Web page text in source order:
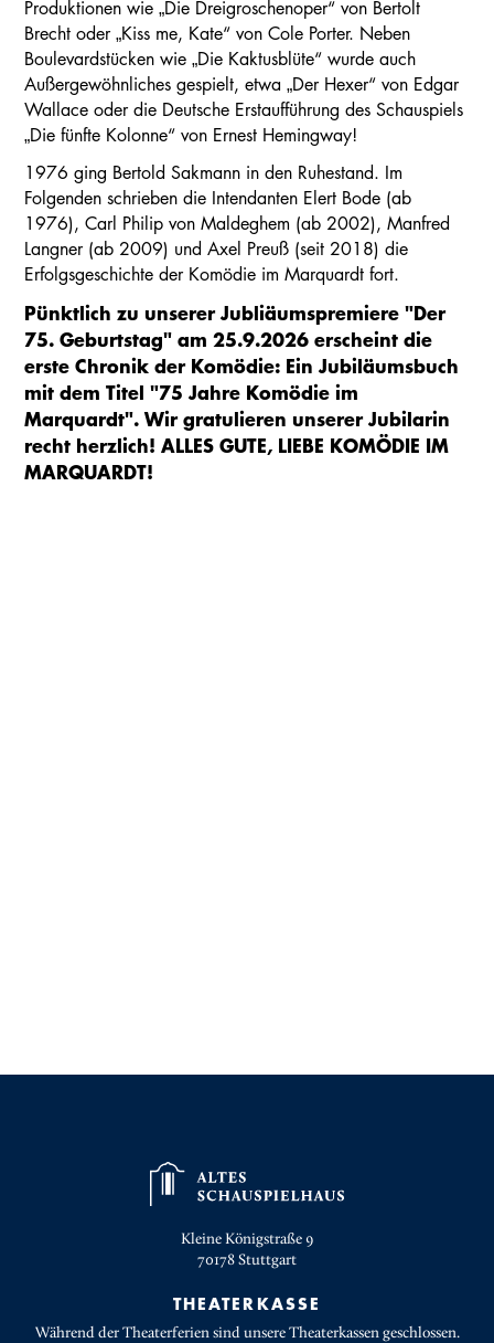
Produktionen wie „Die Dreigroschenoper“ von Bertolt
Brecht oder „Kiss me, Kate“ von Cole Porter. Neben
Boulevardstücken wie „Die Kaktusblüte“ wurde auch
Außergewöhnliches gespielt, etwa „Der Hexer“ von Edgar
Wallace oder die Deutsche Erstaufführung des Schauspiels
„Die fünfte Kolonne“ von Ernest Hemingway!
1976 ging Bertold Sakmann in den Ruhestand. Im
Folgenden schrieben die Intendanten Elert Bode (ab
1976), Carl Philip von Maldeghem (ab 2002), Manfred
Langner (ab 2009) und Axel Preuß (seit 2018) die
Erfolgsgeschichte der Komödie im Marquardt fort.
Pünktlich zu unserer Jubliäumspremiere "Der
75. Geburtstag" am 25.9.2026 erscheint die
erste Chronik der Komödie: Ein Jubiläumsbuch
mit dem Titel "75 Jahre Komödie im
Marquardt". Wir gratulieren unserer Jubilarin
recht herzlich! ALLES GUTE, LIEBE KOMÖDIE IM
MARQUARDT!
Kleine Königstraße 9
70178Stuttgart
THEATERKASSE
Während der Theaterferien sind unsere Theaterkassen geschlossen.